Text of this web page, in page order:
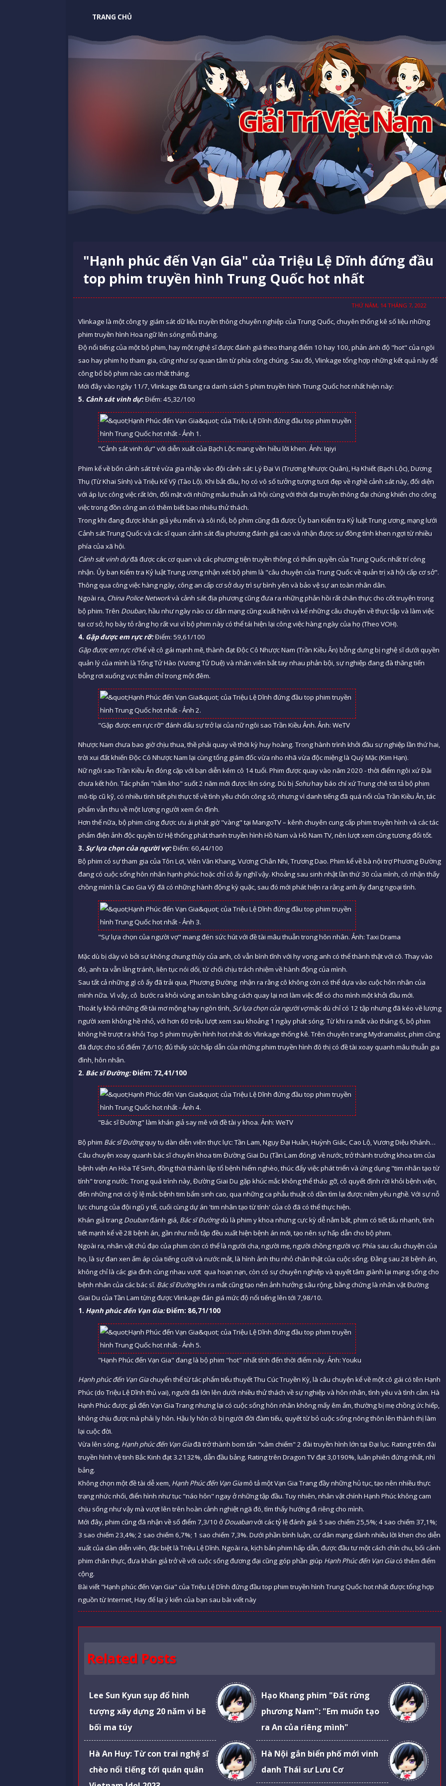
TRANG CHỦ
Giải Trí Việt Nam
"Hạnh phúc đến Vạn Gia" của Triệu Lệ Dĩnh đứng đầu
top phim truyền hình Trung Quốc hot nhất
THỨ NĂM, 14 THÁNG 7, 2022
Vlinkage là một công ty giám sát dữ liệu truyền thông chuyên nghiệp của Trung Quốc, chuyên thống kê số liệu những
phim truyền hình Hoa ngữ lên sóng mỗi tháng.
Độ nổi tiếng của một bộ phim, hay một nghệ sĩ được đánh giá theo thang điểm 10 hay 100, phản ánh độ "hot" của ngôi
sao hay phim họ tham gia, cũng như sự quan tâm từ phía công chúng. Sau đó, Vlinkage tổng hợp những kết quả này để
công bố bộ phim nào cao nhất tháng.
Mới đây vào ngày 11/7, Vlinkage đã tung ra danh sách 5 phim truyền hình Trung Quốc hot nhất hiện này:
5. Cảnh sát vinh dự:Điểm: 45,32/100
"Cảnh sát vinh dự" với diễn xuất của Bạch Lộc mang vền hiều lời khen. Ảnh: Iqiyi
Phim kể về bốn cảnh sát trẻ vừa gia nhập vào đội cảnh sát: Lý Đại Vi (Trương Nhược Quân), Hạ Khiết (Bạch Lộc), Dương
Thụ (Từ Khai Sính) và Triệu Kế Vỹ (Tào Lộ). Khi bắt đầu, họ có vô số tưởng tượng tươi đẹp về nghề cảnh sát này, đối diện
với áp lực công việc rất lớn, đối mặt với những mâu thuẫn xã hội cùng với thời đại truyền thông đại chúng khiến cho công
việc trong đồn công an có thêm biết bao nhiêu thử thách.
Trong khi đang được khán giả yêu mến và sôi nổi, bộ phim cũng đã được Ủy ban Kiểm tra Kỷ luật Trung ương, mạng lưới
Cảnh sát Trung Quốc và các sĩ quan cảnh sát địa phương đánh giá cao và nhận được sự đồng tình khen ngợi từ nhiều
phía của xã hội.
Cảnh sát vinh dựđã được các cơ quan và các phương tiện truyền thông có thẩm quyền của Trung Quốc nhất trí công
nhận. Ủy ban Kiểm tra Kỷ luật Trung ương nhận xét bộ phim là "câu chuyện của Trung Quốc về quản trị xã hội cấp cơ sở".
Thông qua công việc hàng ngày, công an cấp cơ sở duy trì sự bình yên và bảo vệ sự an toàn nhân dân.
Ngoài ra, China Police Networkvà cảnh sát địa phương cũng đưa ra những phản hồi rất chân thực cho cốt truyện trong
bộ phim. Trên Douban, hầu như ngày nào cư dân mạng cũng xuất hiện và kể những câu chuyện về thực tập và làm việc
tại cơ sở, họ bày tỏ rằng họ rất vui vì bộ phim này có thể tái hiện lại công việc hàng ngày của họ (Theo VOH).
4. Gặp được em rực rỡ:Điểm: 59,61/100
Gặp được em rực rỡkể về cô gái mạnh mẽ, thành đạt Độc Cô Nhược Nam (Trần Kiều Ân) bỗng dưng bị nghệ sĩ dưới quyền
quản lý của mình là Tống Tử Hào (Vương Tử Duệ) và nhân viên bắt tay nhau phản bội, sự nghiệp đang đà thăng tiến
bỗng rơi xuống vực thẳm chỉ trong một đêm.
"Gặp được em rực rỡ" đánh dấu sự trở lại của nữ ngôi sao Trần Kiều Ảnh. Ảnh: WeTV
Nhược Nam chưa bao giờ chịu thua, thề phải quay về thời kỳ huy hoàng. Trong hành trình khởi đầu sự nghiệp lần thứ hai,
trời xui đất khiến Độc Cô Nhược Nam lại cùng tổng giám đốc vừa nho nhã vừa độc miệng là Quý Mặc (Kim Hạn).
Nữ ngôi sao Trần Kiều Ân đóng cặp với bạn diễn kém cô 14 tuổi. Phim được quay vào năm 2020 - thời điểm ngôi xứ Đài
chưa kết hôn. Tác phẩm "nằm kho" suốt 2 năm mới được lên sóng. Dù bịSohuhay báo chí xứ Trung chê tơi tả bộ phim
mô-típ cũ kỹ, có nhiều tình tiết phi thực tế về tình yêu chốn công sở, nhưng vì danh tiếng đã quá nổi của Trần Kiều Ân, tác
phẩm vẫn thu về một lượng người xem ổn định.
Hơn thế nữa, bộ phim cũng được ưu ái phát giờ "vàng" tại MangoTV – kênh chuyên cung cấp phim truyền hình và các tác
phẩm điện ảnh độc quyền từ Hệ thống phát thanh truyền hình Hồ Nam và Hồ Nam TV, nên lượt xem cũng tương đối tốt.
3. Sự lựa chọn của người vợ:Điểm: 60,44/100
Bộ phim có sự tham gia của Tôn Lợi, Viên Văn Khang, Vương Chân Nhi, Trương Dao. Phim kể về bà nội trợ Phương Đường
đang có cuộc sống hôn nhân hạnh phúc hoặc chỉ cô ấy nghĩ vậy. Khoảng sau sinh nhật lần thứ 30 của mình, cô nhận thấy
chồng mình là Cao Gia Vỹ đã có những hành động kỳ quặc, sau đó mới phát hiện ra rằng anh ấy đang ngoại tình.
"Sự lựa chọn của người vợ" mang đén sức hút với đề tài mâu thuẫn trong hôn nhân. Ảnh: Taxi Drama
Mặc dù bị dày vò bởi sự không chung thủy của anh, cô vẫn bình tĩnh với hy vọng anh có thể thành thật với cô. Thay vào
đó, anh ta vẫn lảng tránh, liên tục nói dối, từ chối chịu trách nhiệm về hành động của mình.
Sau tất cả những gì cô ấy đã trải qua, Phương Đường nhận ra rằng cô không còn có thể dựa vào cuộc hôn nhân của
mình nữa. Vì vậy, cô bước ra khỏi vùng an toàn bằng cách quay lại nơi làm việc để có cho mình một khởi đầu mới.
Thoát ly khỏi những đề tài mơ mộng hay ngôn tình,Sự lựa chọn của người vợmặc dù chỉ có 12 tập nhưng đã kéo về lượng
người xem không hề nhỏ, với hơn 60 triệu lượt xem sau khoảng 1 ngày phát sóng. Từ khi ra mắt vào tháng 6, bộ phim
không hề trượt ra khỏi Top 5 phim truyền hình hot nhất do Vlinkage thống kê. Trên chuyên trang Mydramalist, phim cũng
đã được cho số điểm 7,6/10; đủ thấy sức hấp dẫn của những phim truyền hình đô thị có đề tài xoay quanh mâu thuẫn gia
đình, hôn nhân.
2. Bác sĩ Đường:Điểm: 72,41/100
"Bác sĩ Đường" làm khán giả say mê với đề tài y khoa. Ảnh: WeTV
Bộ phim Bác sĩ Đườngquy tụ dàn diễn viên thực lực: Tần Lam, Ngụy Đại Huân, Huỳnh Giác, Cao Lộ, Vương Diệu Khánh…
Câu chuyện xoay quanh bác sĩ chuyên khoa tim Đường Giai Du (Tần Lam đóng) về nước, trở thành trưởng khoa tim của
bệnh viện An Hòa Tế Sinh, đồng thời thành lập tổ bệnh hiểm nghèo, thúc đẩy việc phát triển và ứng dụng "tim nhân tạo từ
tính" trong nước. Trong quá trình này, Đường Giai Du gặp khúc mắc không thể tháo gỡ, cô quyết định rời khỏi bệnh viện,
đến những nơi có tỷ lệ mắc bệnh tim bẩm sinh cao, qua những ca phẫu thuật cô dần tìm lại được niềm yêu nghề. Với sự nỗ
lực chung của đội ngũ y tế, cuối cùng dự án 'tim nhân tạo từ tính' của cô đã có thể thực hiện.
Khán giả trang Doubanđánh giá, Bác sĩ Đườngdù là phim y khoa nhưng cực kỳ dễ nắm bắt, phim có tiết tấu nhanh, tình
tiết mạnh kể về 28 bệnh án, gần như mỗi tập đều xuất hiện bệnh án mới, tạo nên sự hấp dẫn cho bộ phim.
Ngoài ra, nhân vật chủ đạo của phim còn có thể là người cha, người mẹ, người chồng người vợ. Phía sau câu chuyện của
họ, là sự đan xen ấm áp của tiếng cười và nước mắt, là hình ảnh thu nhỏ chân thật của cuộc sống. Đằng sau 28 bệnh án,
không chỉ là các gia đình cùng nhau vượt qua hoạn nạn, còn có sự chuyên nghiệp và quyết tâm giành lại mạng sống cho
bệnh nhân của các bác sĩ. Bác sĩ Đườngkhi ra mắt cũng tạo nên ảnh hưởng sâu rộng, bằng chứng là nhân vật Đường
Giai Du của Tần Lam từng được Vlinkage đán giá mức độ nổi tiếng lên tới 7,98/10.
1. Hạnh phúc đến Vạn Gia:Điểm: 86,71/100
"Hạnh Phúc đến Vạn Gia" đang là bộ phim "hot" nhất tính đến thời điểm này. Ảnh: Youku
Hạnh phúc đến Vạn Giachuyển thể từ tác phẩm tiểu thuyết Thu Cúc Truyền Kỳ, là câu chuyện kể về một cô gái có tên Hạnh
Phúc (do Triệu Lệ Dĩnh thủ vai), người đã lớn lên dưới nhiều thử thách về sự nghiệp và hôn nhân, tình yêu và tình cảm. Hà
Hạnh Phúc được gả đến Vạn Gia Trang nhưng lại có cuộc sống hôn nhân không mấy êm ấm, thường bị mẹ chồng ức hiếp,
không chịu được mà phải ly hôn. Hậu ly hôn cô bị người đời đàm tiếu, quyết từ bỏ cuộc sống nông thôn lên thành thị làm
lại cuộc đời.
Vừa lên sóng, Hạnh phúc đến Vạn Giađã trở thành bom tấn "xâm chiếm" 2 đài truyền hình lớn tại Đại lục. Rating trên đài
truyền hình vệ tinh Bắc Kinh đạt 3.2132%, dẫn đầu bảng. Rating trên Dragon TV đạt 3,0190%, luân phiên đứng nhất, nhì
bảng.
Không chọn một đề tài dễ xem, Hạnh Phúc đến Vạn Giamô tả một Vạn Gia Trang đầy những hủ tục, tạo nên nhiều thực
trạng nhức nhối, điển hình như tục "náo hôn" ngay ở những tập đầu. Tuy nhiên, nhân vật chính Hạnh Phúc không cam
chịu sống như vậy mà vượt lên trên hoàn cảnh nghiệt ngã đó, tìm thấy hướng đi riêng cho mình.
Mới đây, phim cũng đã nhận về số điểm 7,3/10 ởDouabanvới các tỷ lệ đánh giá: 5 sao chiếm 25,5%; 4 sao chiếm 37,1%;
3 sao chiếm 23,4%; 2 sao chiếm 6,7%; 1 sao chiếm 7,3%. Dưới phần bình luận, cư dân mạng dành nhiều lời khen cho diễn
xuất của dàn diễn viên, đặc biệt là Triệu Lệ Dĩnh. Ngoài ra, kịch bản phim hấp dẫn, được đầu tư một cách chỉn chu, bối cảnh
phim chân thực, đưa khán giả trở về với cuộc sống đương đại cũng góp phần giúp Hạnh Phúc đến Vạn Giacó thêm điểm
cộng.
Bài viết "Hạnh phúc đến Vạn Gia" của Triệu Lệ Dĩnh đứng đầu top phim truyền hình Trung Quốc hot nhất được tổng hợp
nguồn từ Internet, Hay để lại ý kiến của bạn sau bài viết này
Related Posts
Lee Sun Kyun sụp đổ hình
tượng xây dựng 20 năm vì bê
bối ma túy
Hạo Khang phim "Đất rừng
phương Nam": "Em muốn tạo
ra An của riêng mình"
Hà An Huy: Từ con trai nghệ sĩ
chèo nổi tiếng tới quán quân
Hà Nội gắn biển phố mới vinh
danh Thái sư Lưu Cơ